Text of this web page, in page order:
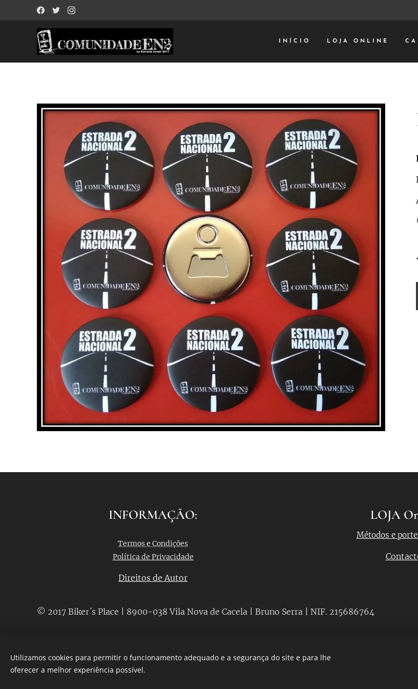
INÍCIO LOJA ONLINE
INFORMAÇÃO:
Termos e Condições
Política de Privacidade
Direitos de Autor
LOJA
Métodos e
© 2017 Biker´s Place | 8900-038 Vila Nova de Cacela | Bruno Serra | NIF. 215686764
Desenvolvido por Webnode
Utilizamos cookies para permitir o funcionamento adequado e a segurança do site e para lhe
oferecer a melhor experiência possível.